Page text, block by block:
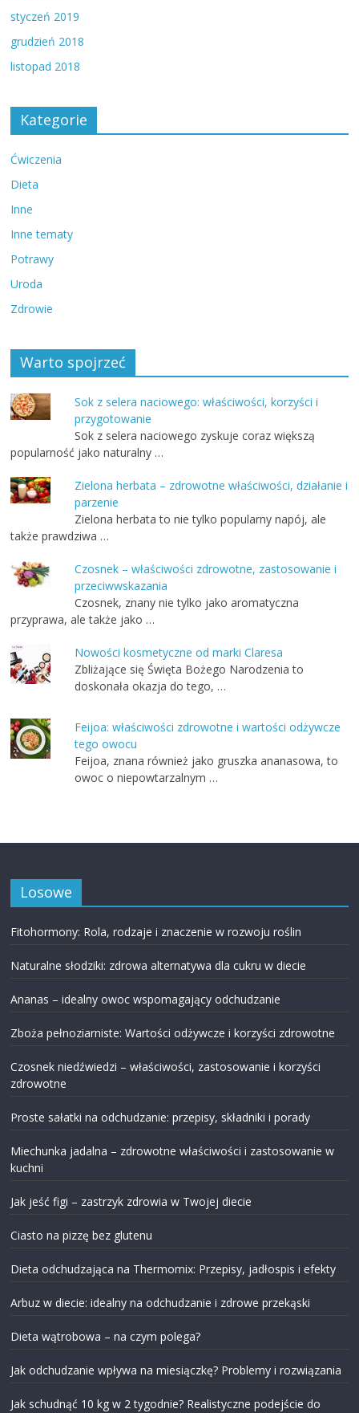
styczeń 2019
grudzień 2018
listopad 2018
Kategorie
Ćwiczenia
Dieta
Inne
Inne tematy
Potrawy
Uroda
Zdrowie
Warto spojrzeć
Sok z selera naciowego: właściwości, korzyści i
przygotowanie
Sok z selera naciowego zyskuje coraz większą
popularność jako naturalny …
Zielona herbata – zdrowotne właściwości, działanie i
parzenie
Zielona herbata to nie tylko popularny napój, ale
także prawdziwa …
Czosnek – właściwości zdrowotne, zastosowanie i
przeciwwskazania
Czosnek, znany nie tylko jako aromatyczna
przyprawa, ale także jako …
Nowości kosmetyczne od marki Claresa
Zbliżające się Święta Bożego Narodzenia to
doskonała okazja do tego, …
Feijoa: właściwości zdrowotne i wartości odżywcze
tego owocu
Feijoa, znana również jako gruszka ananasowa, to
owoc o niepowtarzalnym …
Losowe
Fitohormony: Rola, rodzaje i znaczenie w rozwoju roślin
Naturalne słodziki: zdrowa alternatywa dla cukru w diecie
Ananas – idealny owoc wspomagający odchudzanie
Zboża pełnoziarniste: Wartości odżywcze i korzyści zdrowotne
Czosnek niedźwiedzi – właściwości, zastosowanie i korzyści
zdrowotne
Proste sałatki na odchudzanie: przepisy, składniki i porady
Miechunka jadalna – zdrowotne właściwości i zastosowanie w
kuchni
Jak jeść figi – zastrzyk zdrowia w Twojej diecie
Ciasto na pizzę bez glutenu
Dieta odchudzająca na Thermomix: Przepisy, jadłospis i efekty
Arbuz w diecie: idealny na odchudzanie i zdrowe przekąski
Dieta wątrobowa – na czym polega?
Jak odchudzanie wpływa na miesiączkę? Problemy i rozwiązania
Jak schudnąć 10 kg w 2 tygodnie? Realistyczne podejście do